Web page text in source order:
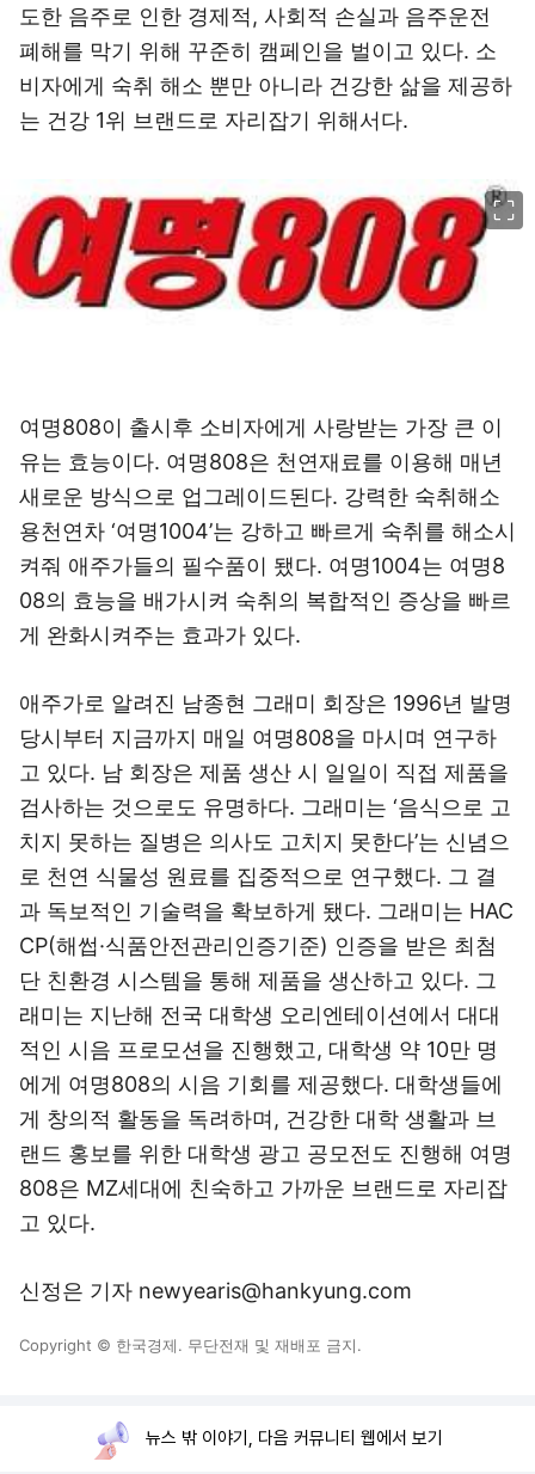
도한 음주로 인한 경제적, 사회적 손실과 음주운전
폐해를 막기 위해 꾸준히 캠페인을 벌이고 있다. 소
비자에게 숙취 해소 뿐만 아니라 건강한 삶을 제공하
는 건강 1위 브랜드로 자리잡기 위해서다.
여명808이 출시후 소비자에게 사랑받는 가장 큰 이
유는 효능이다. 여명808은 천연재료를 이용해 매년
새로운 방식으로 업그레이드된다. 강력한 숙취해소
용천연차 ‘여명1004’는 강하고 빠르게 숙취를 해소시
켜줘 애주가들의 필수품이 됐다. 여명1004는 여명8
08의 효능을 배가시켜 숙취의 복합적인 증상을 빠르
게 완화시켜주는 효과가 있다.
애주가로 알려진 남종현 그래미 회장은 1996년 발명
당시부터 지금까지 매일 여명808을 마시며 연구하
고 있다. 남 회장은 제품 생산 시 일일이 직접 제품을
검사하는 것으로도 유명하다. 그래미는 ‘음식으로 고
치지 못하는 질병은 의사도 고치지 못한다’는 신념으
로 천연 식물성 원료를 집중적으로 연구했다. 그 결
과 독보적인 기술력을 확보하게 됐다. 그래미는 HAC
CP(해썹·식품안전관리인증기준) 인증을 받은 최첨
단 친환경 시스템을 통해 제품을 생산하고 있다. 그
래미는 지난해 전국 대학생 오리엔테이션에서 대대
적인 시음 프로모션을 진행했고, 대학생 약 10만 명
에게 여명808의 시음 기회를 제공했다. 대학생들에
게 창의적 활동을 독려하며, 건강한 대학 생활과 브
랜드 홍보를 위한 대학생 광고 공모전도 진행해 여명
808은 MZ세대에 친숙하고 가까운 브랜드로 자리잡
고 있다.
신정은 기자 newyearis@hankyung.com
Copyright © 한국경제. 무단전재 및 재배포 금지.
뉴스 밖 이야기, 다음 커뮤니티 웹에서 보기